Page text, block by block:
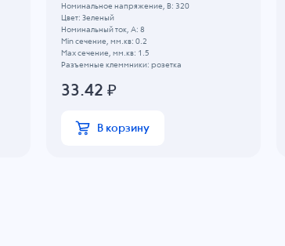
Номинальное напряжение, B: 320
Цвет: Зеленый
Номинальный ток, А: 8
Min сечение, мм.кв: 0.2
Max сечение, мм.кв: 1.5
Разъемные клеммники: розетка
33.42 ₽
В корзину